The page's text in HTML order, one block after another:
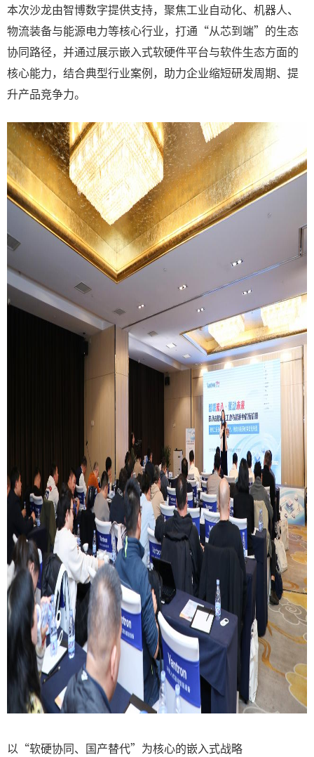
本次沙龙由智博数字提供支持，聚焦工业自动化、机器人、
物流装备与能源电力等核心行业，打通“从芯到端”的生态
协同路径，并通过展示嵌入式软硬件平台与软件生态方面的
核心能力，结合典型行业案例，助力企业缩短研发周期、提
升产品竞争力。
以“软硬协同、国产替代”为核心的嵌入式战略